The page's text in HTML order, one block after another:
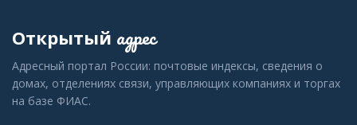
Открытый адрес
Адресный портал России: почтовые индексы, сведения о
домах, отделениях связи, управляющих компаниях и торгах
на базе ФИАС.